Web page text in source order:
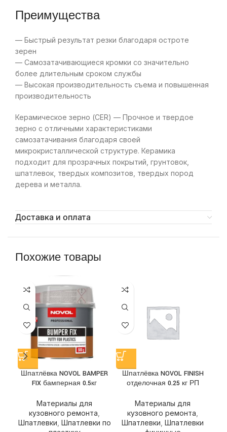
Преимущества
— Быстрый результат резки благодаря остроте
зерен
— Самозатачивающиеся кромки со значительно
более длительным сроком службы
— Высокая производительность съема и повышенная
производительность
Керамическое зерно (CER) — Прочное и твердое
зерно с отличными характеристиками
самозатачивания благодаря своей
микрокристаллической структуре. Керамика
подходит для прозрачных покрытий, грунтовок,
шпатлевок, твердых композитов, твердых пород
дерева и металла.
Доставка и оплата
Похожие товары
Шпатлёвка NOVOL BAMPER
FIX бамперная 0.5кг
Материалы для
кузовного ремонта
Шпатлевки Шпатлевки по
Шпатлёвка NOVOL FINISH
отделочная 0.25 кг РП
Материалы для
кузовного ремонта
Шпатлевки Шпатлевки